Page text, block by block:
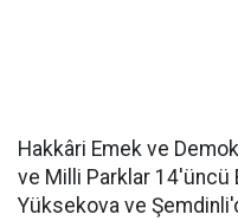
Hakkâri Emek ve
ve Milli Parklar 14'üncü
Yüksekova ve